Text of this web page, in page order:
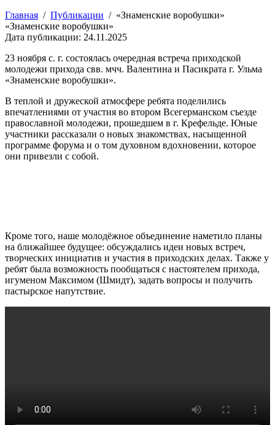
Главная / Публикации / «Знаменские воробушки»
«Знаменские воробушки»
Дата публикации: 24.11.2025
23 ноября с. г. состоялась очередная встреча приходской
молодежи прихода свв. мчч. Валентина и Пасикрата г. Ульма
«Знаменские воробушки».
В теплой и дружеской атмосфере ребята поделились
впечатлениями от участия во втором Всегерманском съезде
православной молодежи, прошедшем в г. Крефельде. Юные
участники рассказали о новых знакомствах, насыщенной
программе форума и о том духовном вдохновении, которое
они привезли с собой.
Кроме того, наше молодёжное объединение наметило планы
на ближайшее будущее: обсуждались идеи новых встреч,
творческих инициатив и участия в приходских делах. Также у
ребят была возможность пообщаться с настоятелем прихода,
игуменом Максимом (Шмидт), задать вопросы и получить
пастырское напутствие.